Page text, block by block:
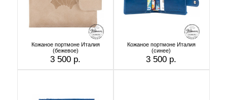
Кожаное портмоне Италия
(бежевое)
3 500 р.
Кожаное портмоне Италия
(синее)
3 500 р.